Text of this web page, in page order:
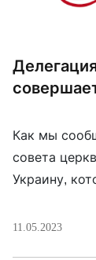
Как мы
совета
Украину,
епископ д-р
11.05.2023